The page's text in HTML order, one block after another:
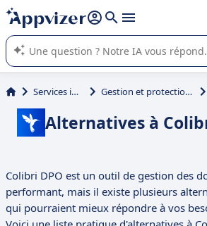
répondre (plusieurs lignes avec
L'IA de Appvizer vous guide dans l'utilisation
logiciel SaaS en entreprise.
Services informatiques Gestion et protection des données (RGPD)
Alternatives à
Colibri DPO est un outil de gestion des
performant, mais il existe plusieurs
qui pourraient mieux répondre à vos